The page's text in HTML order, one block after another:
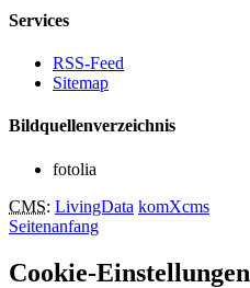
Services
RSS-Feed
Sitemap
Bildquellenverzeichnis
fotolia
CMS: LivingData komXcms
Seitenanfang
Cookie-Einstellungen